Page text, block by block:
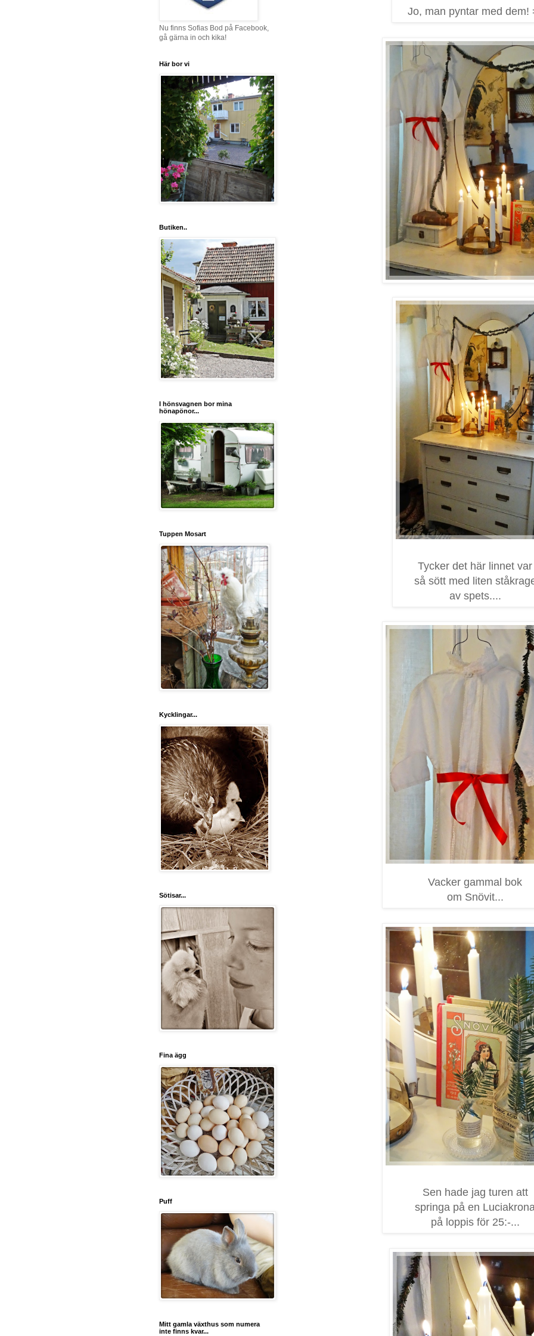
Jo, man pyntar med dem!
Tycker det här linnet var
så sött med liten
av spets....
Vacker gammal bok
om Snövit...
Sen hade jag turen att
springa på en
på loppis för 25:-...
Nu finns Sofias Bod på Facebook,
gå gärna in och kika!
Här bor vi
Butiken..
I hönsvagnen bor mina
hönapönor...
Tuppen Mosart
Kycklingar...
Sötisar...
Fina ägg
Puff
Mitt gamla växthus som numera
inte finns kvar...